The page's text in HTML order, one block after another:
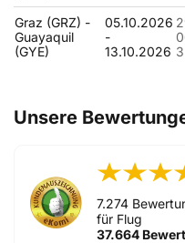
Graz (GRZ) -
Guayaquil
(GYE)
05.10.2026
-
13.10.2026
Unsere
7.274
für Flug
37.664